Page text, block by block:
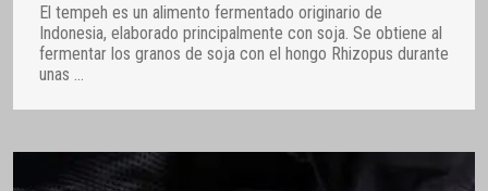
El tempeh es un alimento fermentado originario de
Indonesia, elaborado principalmente con soja. Se obtiene al
fermentar los granos de soja con el hongo Rhizopus durante
unas